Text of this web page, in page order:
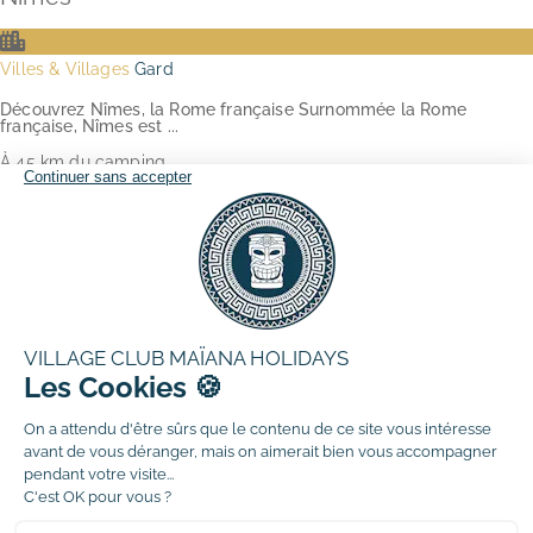
Villes & VillagesGard
Découvrez Nîmes, la Rome française Surnommée la Rome
française, Nîmes est ...
À 45 km du camping
Pont du Gard